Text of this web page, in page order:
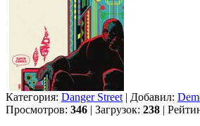
Категория: Danger Street | Добавил:
Просмотров: 346 | Загрузок: 238 |